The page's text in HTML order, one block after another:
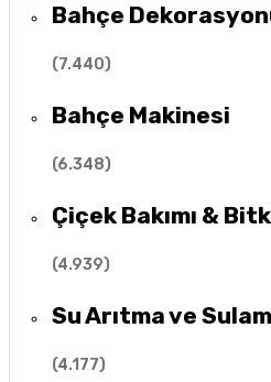
Bahçe
(7.440)
Bahçe Makinesi
(6.348)
Çiçek Bakımı &
(4.939)
Su Arıtma ve
(4.177)